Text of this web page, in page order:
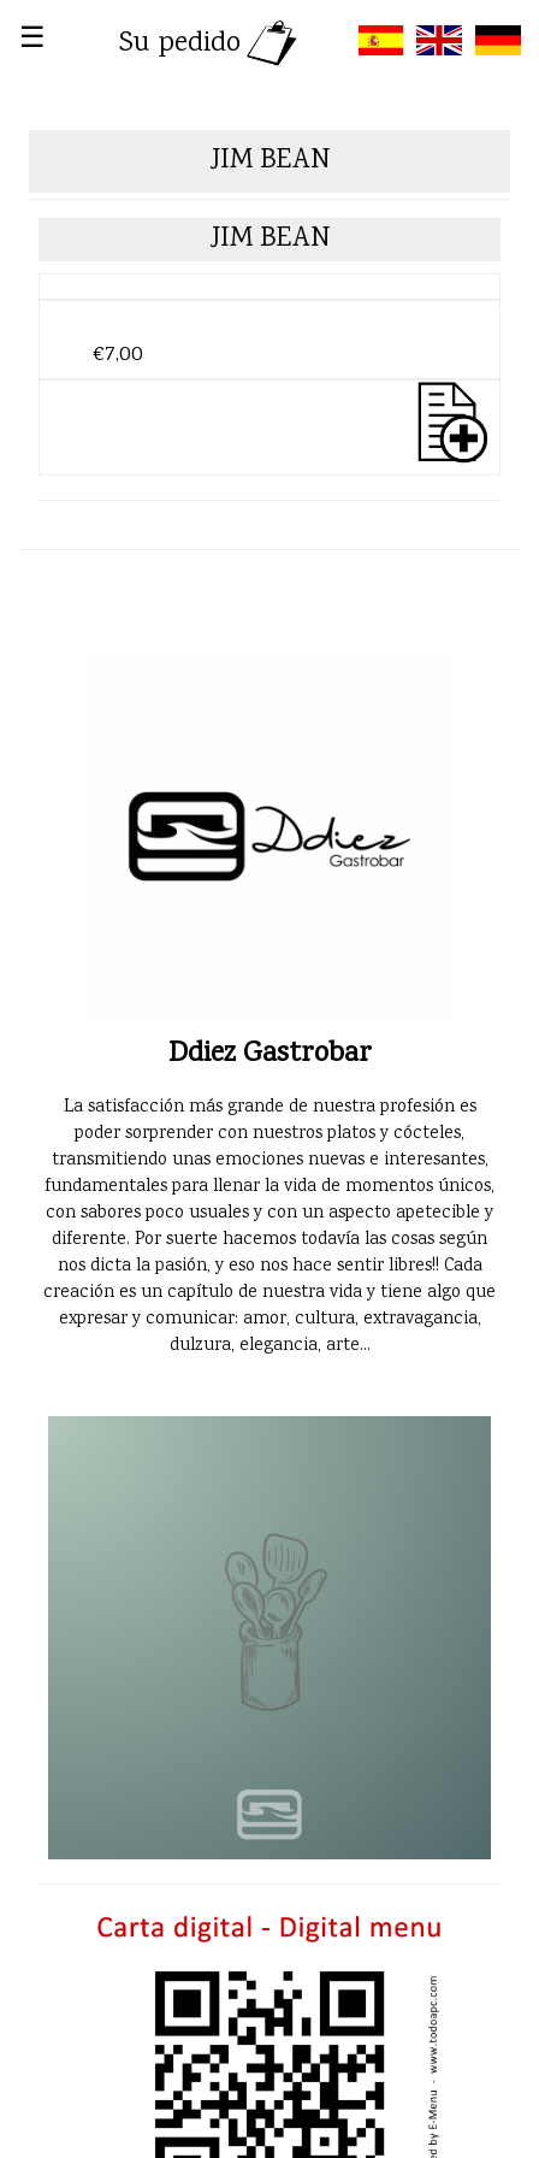
☰ Su pedido
JIM BEAN
JIM BEAN
€7,00
Ddiez Gastrobar
La satisfacción más grande de nuestra profesión es
poder sorprender con nuestros platos y cócteles,
transmitiendo unas emociones nuevas e interesantes,
fundamentales para llenar la vida de momentos únicos,
con sabores poco usuales y con un aspecto apetecible y
diferente. Por suerte hacemos todavía las cosas según
nos dicta la pasión, y eso nos hace sentir libres!! Cada
creación es un capítulo de nuestra vida y tiene algo que
expresar y comunicar: amor, cultura, extravagancia,
dulzura, elegancia, arte...